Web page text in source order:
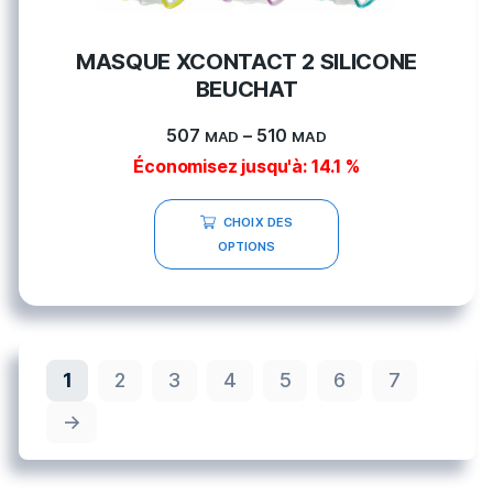
MASQUE XCONTACT 2 SILICONE
BEUCHAT
507 MAD – 510 MAD
Économisez jusqu'à: 14.1 %
CHOIX DES
OPTIONS
1 2 3 4 5 6
7
→